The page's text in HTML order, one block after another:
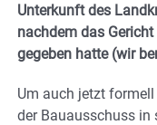
Unterkunft des
nachdem das
gegeben hatte (wir
Um auch jetzt
der Bauausschuss in